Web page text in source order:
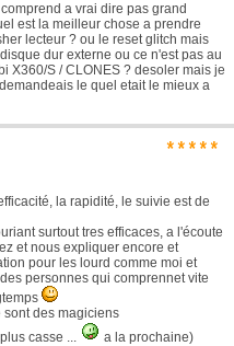
a vrai dire pas grand
est la meilleur chose a prendre
lecteur ? ou le reset glitch mais
dur externe ou ce n'est pas au
X360/S / CLONES ? desoler mais je
le quel etait le mieux a
*****
la rapidité, le suivie est de
surtout tres efficaces, a l'écoute
et nous expliquer encore et
pour les lourd comme moi et
personnes qui comprennet vite
sont des magiciens
casse ...
a la prochaine)